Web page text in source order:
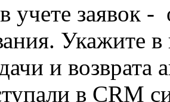
учете заявок -
Укажите в
и возврата
в CRM